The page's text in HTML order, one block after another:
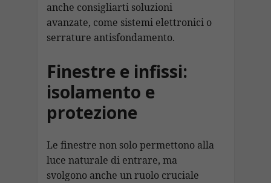
anche consigliarti soluzioni
avanzate, come sistemi elettronici o
serrature antisfondamento.
Finestre e infissi:
isolamento e
protezione
Le finestre non solo permettono alla
luce naturale di entrare, ma
svolgono anche un ruolo cruciale